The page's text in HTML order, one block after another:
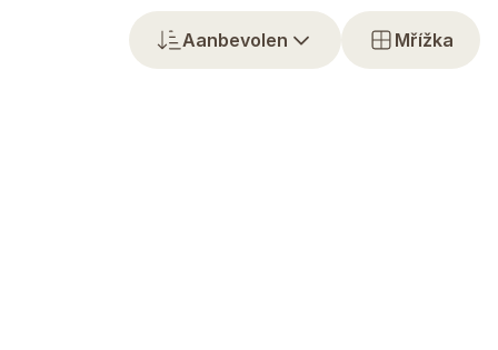
Aanbevolen Mřížka